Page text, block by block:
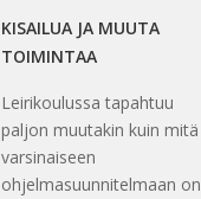
KISAILUA JA MUUTA
TOIMINTAA
Leirikoulussa tapahtuu
paljon muutakin kuin mitä
varsinaiseen
ohjelmasuunnitelmaan on